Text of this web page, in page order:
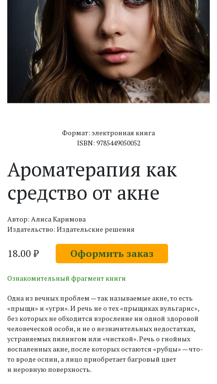
Формат: электронная книга
ISBN: 9785449050052
Ароматерапия как
средство от акне
Автор: Алиса Каримова
Издательство: Издательские решения
18.00 ₽ Оформить заказ
Ознакомительный фрагмент книги
Одна из вечных проблем — так называемые акне, то есть
«прыщи» и «угри». И речь не о тех «прыщиках вульгарис»,
без которых не обходится взросление ни одной здоровой
человеческой особи, и не о незначительных недостатках,
устраняемых пилингом или «чисткой». Речь о гнойных
воспаленных акне, после которых остаются «рубцы» — что-
то вроде оспин, а лицо приобретает багровый цвет
и неровную поверхность.